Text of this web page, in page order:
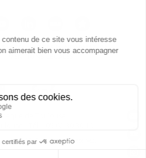
· LETTRE D'INFORMATION ·
· MENTIONS LÉGALES
de Toulouse
© 2015. Tous droits réservés.